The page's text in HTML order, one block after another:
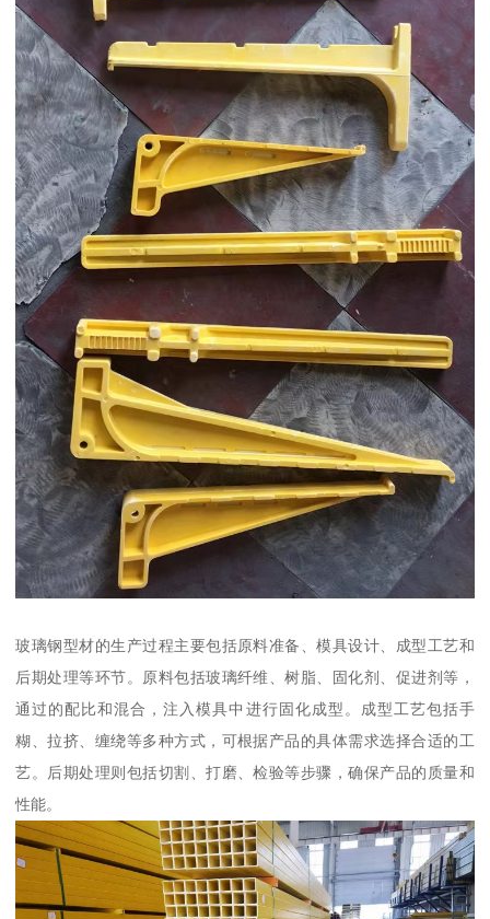
玻璃钢型材的生产过程主要包括原料准备、模具设计、成型工艺和
后期处理等环节。原料包括玻璃纤维、树脂、固化剂、促进剂等，
通过的配比和混合，注入模具中进行固化成型。成型工艺包括手
糊、拉挤、缠绕等多种方式，可根据产品的具体需求选择合适的工
艺。后期处理则包括切割、打磨、检验等步骤，确保产品的质量和
性能。